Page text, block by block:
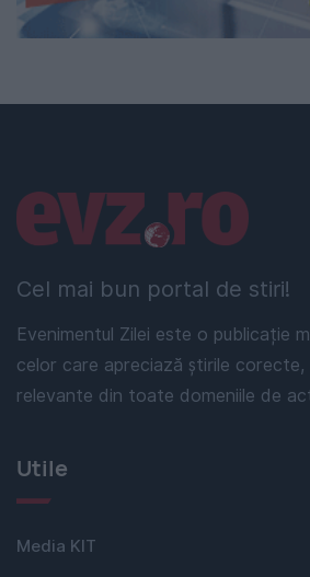
Cel mai bun portal de stiri!
Evenimentul Zilei este o publicație
celor care apreciază știrile corecte,
relevante din toate domeniile de
Linkuri utile
Utile
Media KIT